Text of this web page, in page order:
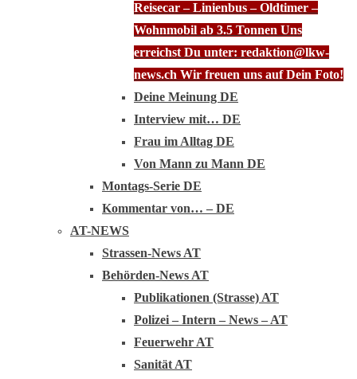
Reisecar – Linienbus – Oldtimer –
Wohnmobil ab 3.5 Tonnen Uns
erreichst Du unter: redaktion@lkw-
news.ch Wir freuen uns auf Dein Foto!
Deine Meinung DE
Interview mit… DE
Frau im Alltag DE
Von Mann zu Mann DE
Montags-Serie DE
Kommentar von… – DE
AT-NEWS
Strassen-News AT
Behörden-News AT
Publikationen (Strasse) AT
Polizei – Intern – News – AT
Feuerwehr AT
Sanität AT